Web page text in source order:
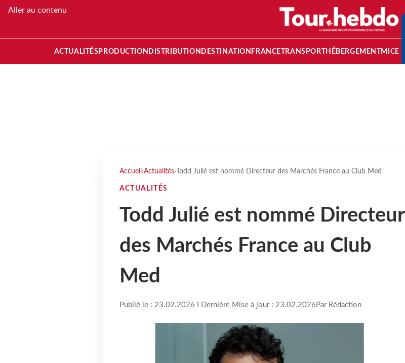
Aller au contenu
ACTUALITÉS PRODUCTION DISTRIBUTION DESTINATION FRANCETRANSPORT HÉBERGEMENTMICE
Accueil ›Actualités› Todd Julié est nommé Directeur des Marchés France au Club Med
ACTUALITÉS
Todd Julié est nommé Directeur
des Marchés France au Club
Med
Publié le : 23.02.2026 I Dernière Mise à jour : 23.02.2026 Par Rédaction